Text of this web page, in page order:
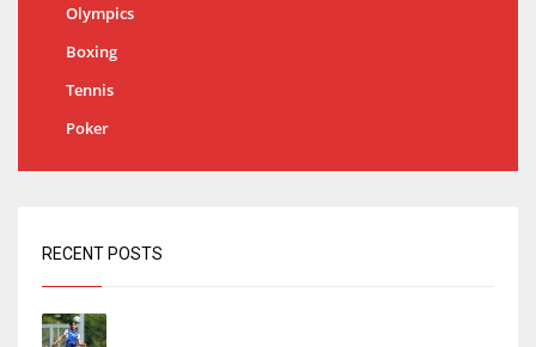
Olympics
Boxing
Tennis
Poker
RECENT POSTS